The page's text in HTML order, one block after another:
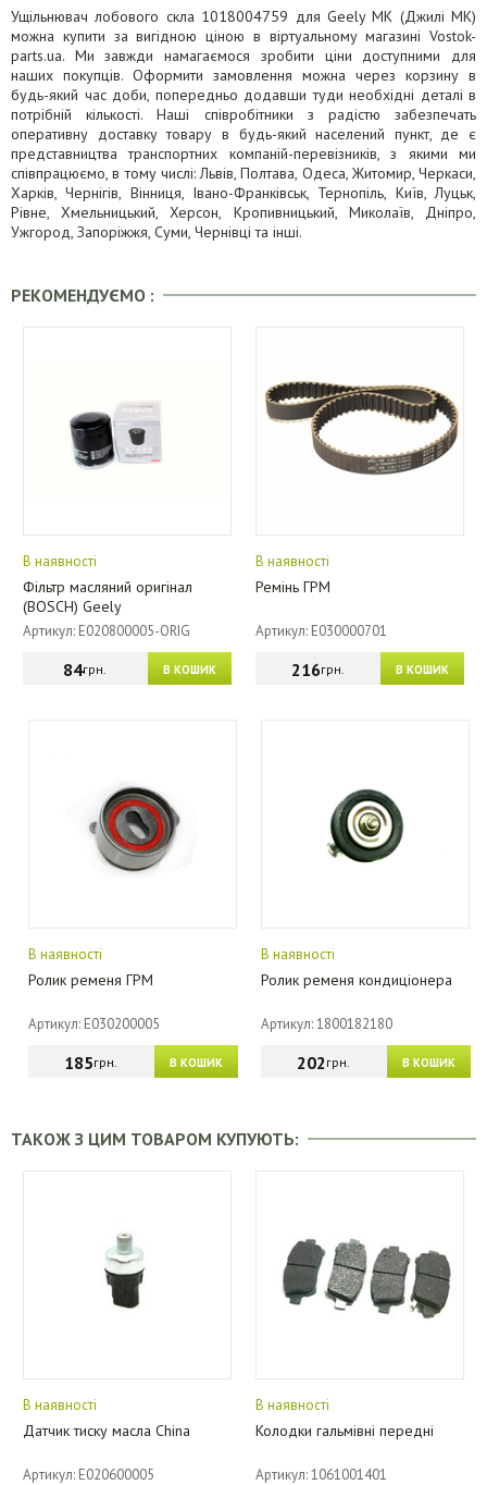
Ущільнювач лобового скла 1018004759 для Geely MK (Джилі МК)
можна купити за вигідною ціною в віртуальному магазині Vostok-
parts.ua. Ми завжди намагаємося зробити ціни доступними для
наших покупців. Оформити замовлення можна через корзину в
будь-який час доби, попередньо додавши туди необхідні деталі в
потрібній кількості. Наші співробітники з радістю забезпечать
оперативну доставку товару в будь-який населений пункт, де є
представництва транспортних компаній-перевізників, з якими ми
співпрацюємо, в тому числі: Львів, Полтава, Одеса, Житомир, Черкаси,
Харків, Чернігів, Вінниця, Івано-Франківськ, Тернопіль, Київ, Луцьк,
Рівне, Хмельницький, Херсон, Кропивницький, Миколаїв, Дніпро,
Ужгород, Запоріжжя, Суми, Чернівці та інші.
РЕКОМЕНДУЄМО :
В наявності
Фільтр масляний оригінал
(BOSCH) Geely
Артикул: E020800005-ORIG
В КОШИК
84грн.
В наявності
Ремінь ГРМ
Артикул: E030000701
В КОШИК
216грн.
В наявності
Ролик ременя ГРМ
Артикул: E030200005
В КОШИК
185грн.
В наявності
Ролик ременя кондиціонера
Артикул: 1800182180
В КОШИК
202грн.
ТАКОЖ З ЦИМ ТОВАРОМ КУПУЮТЬ:
В наявності
Датчик тиску масла China
Артикул: E020600005
В наявності
Колодки гальмівні передні
Артикул: 1061001401